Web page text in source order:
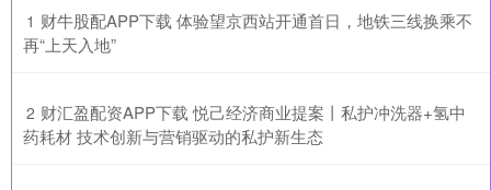
1 ​财牛股配APP下载 体验望京西站开通首日，地铁三线换乘不
再“上天入地”
2 ​财汇盈配资APP下载 悦己经济商业提案丨私护冲洗器+氢中
药耗材 技术创新与营销驱动的私护新生态